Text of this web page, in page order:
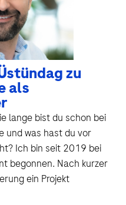
zu
als
lange bist du schon bei
und was hast du vor
Ich bin seit 2019 bei
begonnen. Nach kurzer
ein Projekt